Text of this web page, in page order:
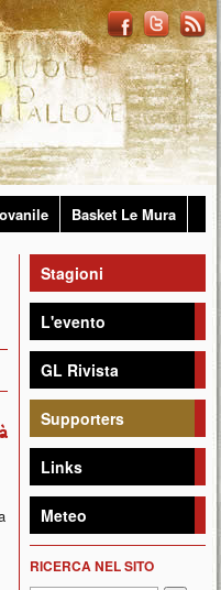
Basket Le Mura
Stagioni
L'evento
GL Rivista
Supporters
Links
Meteo
RICERCA NEL SITO